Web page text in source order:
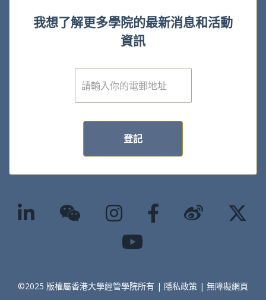
我想了解更多學院的最新消息和活動
資訊
電
子
登記
©2025 版權屬香港大學經管學院所有 | 隱私政策 | 無障礙網頁